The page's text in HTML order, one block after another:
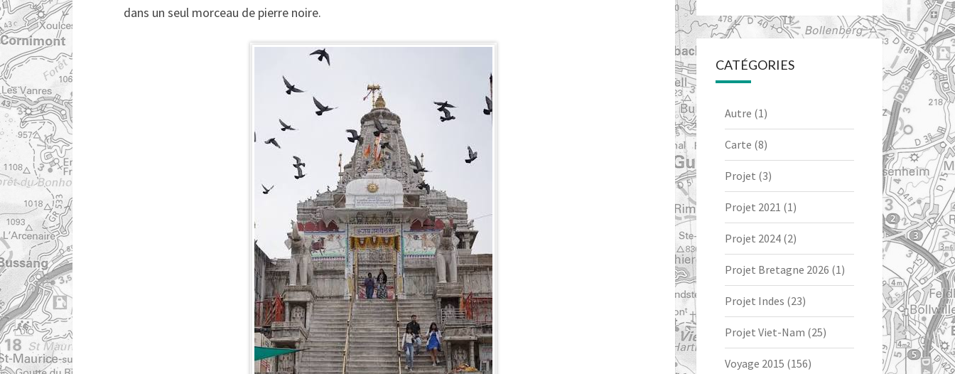
dans un seul morceau de pierre noire.
CATÉGORIES
Autre (1)
Carte (8)
Projet (3)
Projet 2021 (1)
Projet 2024(2)
Projet Bretagne 2026 (1)
Projet Indes (23)
Projet Viet-Nam (25)
Voyage 2015 (156)